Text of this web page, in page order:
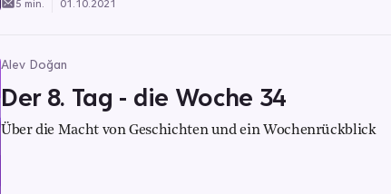
5 min. 01.10.2021
Alev Doğan
Der 8. Tag - die Woche 34
Über die Macht von Geschichten und ein Wochenrückblick